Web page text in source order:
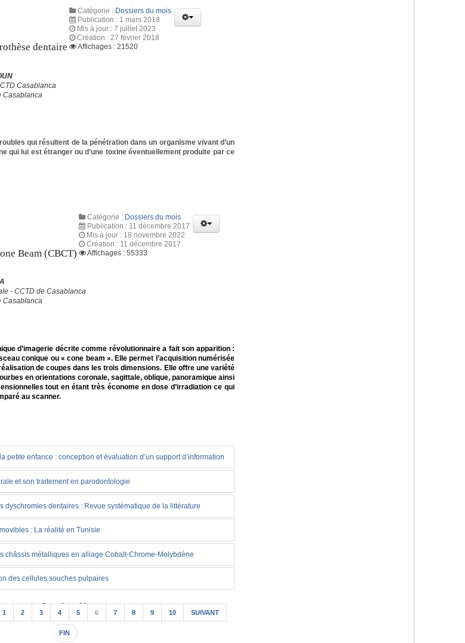
dentaire
Catégorie : Dossiers du mois
Publication : 1 mars 2018
Mis à jour : 7 juillet 2023
Création : 27 février 2018
Affichages : 21520
Casablanca
Casablanca
qui résultent de la pénétration dans un organisme vivant d’un
qui lui est étranger ou d’une toxine éventuellement produite par ce
Beam (CBCT)
Catégorie : Dossiers du mois
Publication : 11 décembre 2017
Mis à jour : 18 novembre 2022
Création : 11 décembre 2017
Affichages : 55333
- CCTD de Casablanca
Casablanca
d’imagerie décrite comme révolutionnaire a fait son apparition :
conique ou « cone beam ». Elle permet l’acquisition numérisée
de coupes dans les trois dimensions. Elle offre une variété
en orientations coronale, sagittale, oblique, panoramique ainsi
tout en étant très économe en dose d’irradiation ce qui
au scanner.
petite enfance : conception et évaluation d’un support d’information
et son traitement en parodontologie
dyschromies dentaires : Revue systématique de la littérature
: La réalité en Tunisie
châssis métalliques en alliage Cobalt-Chrome-Molybdène
des cellules souches pulpaires
Page 6 sur 22
1 2 3 4 5 6 7 8 9 10 SUIVANT
FIN